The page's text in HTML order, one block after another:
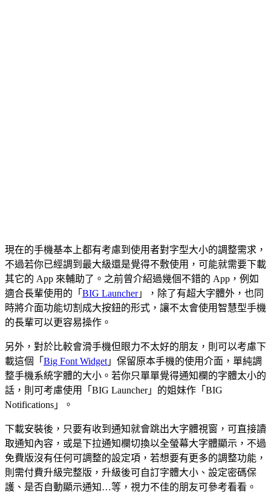
現在的手機基本上都有考慮到使用者對字型大小的調整需求，
不過若你已經調到最大級還是覺得不敷使用，可能就需要下載
其它的 App 來輔助了。之前曾介紹過幾個不錯的 App，例如
適合長輩使用的「 BIG Launcher」，除了有超大字體外，也同
時將介面功能切割成大按鈕的形式，讓不太會使用智慧型手機
的長輩可以更容易操作。
另外，對於比較會滑手機但眼力不太好的朋友，則可以考慮下
載這個「 Big Font Widget 」保留原本手機的使用介面，單純調
整手機系統字體的大小。若你只單單覺得通知欄的字體太小的
話，則可考慮使用「BIG Launcher」的姐妹作「BIG
Notifications」。
下載安裝後，只要有收到通知就會跳出大字體視窗，可直接讀
取通知內容，或是下拉通知欄切換以全螢幕大字體顯示，不過
免費版沒有任何可調整的設定項，若想要有更多的調整功能，
則需付費升級完整版，升級後可自訂字體大小、設定密碼保
護、是否自動顯示通知…等，視力不佳的朋友可參考看看。